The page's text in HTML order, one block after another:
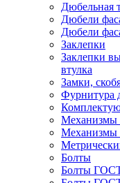
Дюбельная
Дюбели
Дюбели
Заклепки
Заклепки
втулка
Замки,
Фурнитура
Механизмы
Механизмы
Болты
Болты